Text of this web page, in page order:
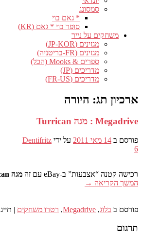
סמסונג
* גאם בוי
סופר בוי * גאם (KR)
משחקים על נייר
מגזינים (JP-KOR)
מגזינים (FR-בריטניה)
ספרים & Mooks (הכל)
מדריכים (JP)
מדריכים (FR-US)
ארכיון תג: היורה
Megadrive : מגה Turrican
פורסם ב 14 מאי 2011 על ידי Dentifritz
6
רכישה קטנה “אצבעות” ב-eBay עם זה מגה Turrican
המשך הקריאה →
פורסם ב בלוג,
Megadrive
, רטרו משחקים | תייג
תרגום